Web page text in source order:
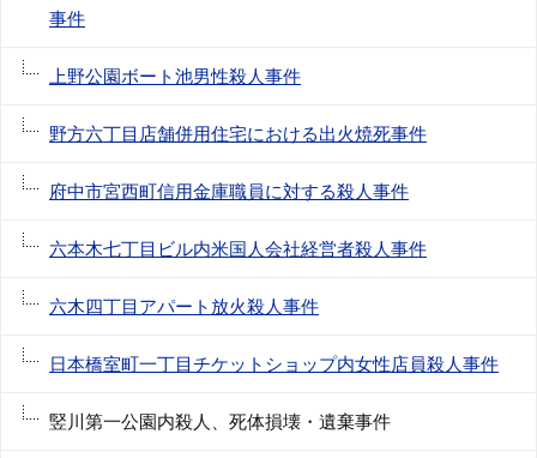
事件
上野公園ボート池男性殺人事件
野方六丁目店舗併用住宅における出火焼死事件
府中市宮西町信用金庫職員に対する殺人事件
六本木七丁目ビル内米国人会社経営者殺人事件
六木四丁目アパート放火殺人事件
日本橋室町一丁目チケットショップ内女性店員殺人事件
竪川第一公園内殺人、死体損壊・遺棄事件